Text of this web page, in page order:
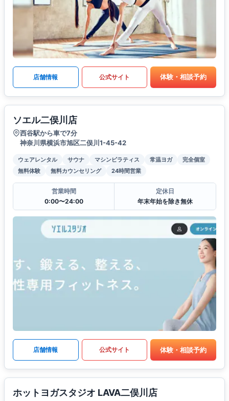
店舗情報 公式サイト 体験・相談予約
ソエル二俣川店
西谷駅から車で7分
神奈川県横浜市旭区二俣川1-45-42
ウェアレンタル サウナ マシンピラティス 常温ヨガ
完全個室
無料体験
無料カウンセリング 24時間営業
営業時間
0:00〜24:00
定休日
年末年始を除き無休
店舗情報 公式サイト 体験・相談予約
ホットヨガスタジオ LAVA二俣川店